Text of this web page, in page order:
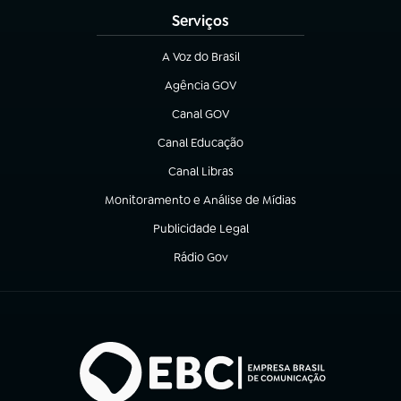
Serviços
A Voz do Brasil
(abre em nova aba)
Agência GOV
(abre em nova aba)
Canal GOV
(abre em nova aba)
Canal Educação
(abre em nova aba)
Canal Libras
(abre em nova aba)
Monitoramento e Análise de Mídias
(abre em nova aba)
Publicidade Legal
(abre em nova aba)
Rádio Gov
(abre em nova aba)